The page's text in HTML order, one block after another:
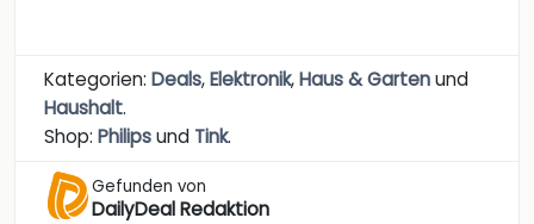
Kategorien: Deals,Elektronik,Haus & Gartenund
Haushalt.
Shop: Philipsund Tink.
Gefunden von
DailyDeal Redaktion